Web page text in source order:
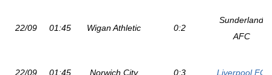
22/09 01:45 Wigan Athletic 0:2
Sunderland
AFC
22/09 01:45 Norwich City 0:3 Liverpool FC